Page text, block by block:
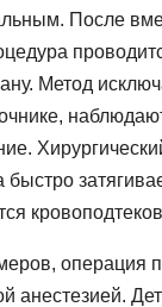
После
Метод
операция
анестезией.